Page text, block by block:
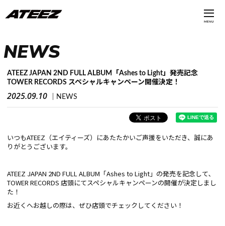
MENU
NEWS
ATEEZ JAPAN 2ND FULL ALBUM「Ashes to Light」発売記念
TOWER RECORDS スペシャルキャンペーン開催決定！
2025.09.10 NEWS
いつもATEEZ（エイティーズ）にあたたかいご声援をいただき、誠にあ
りがとうございます。
ATEEZ JAPAN 2ND FULL ALBUM「Ashes to Light」の発売を記念して､
TOWER RECORDS 店頭にてスペシャルキャンペーンの開催が決定しまし
た！
お近くへお越しの際は、ぜひ店頭でチェックしてください！